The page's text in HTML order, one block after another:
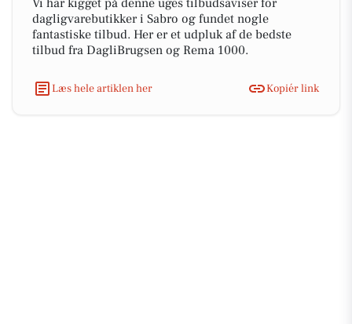
Vi har kigget på denne uges tilbudsaviser for
dagligvarebutikker i Sabro og fundet nogle
fantastiske tilbud. Her er et udpluk af de bedste
tilbud fra DagliBrugsen og Rema 1000.
Læs hele artiklen her Kopiér link